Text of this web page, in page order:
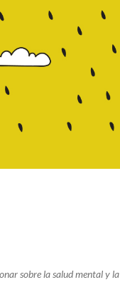
sobrelasaludmentalyla